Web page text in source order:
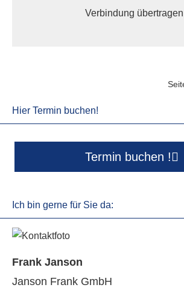
Verbindung
Hier Termin buchen!
Termin buchen !
Ich bin gerne für Sie da:
Frank Janson
Janson Frank GmbH